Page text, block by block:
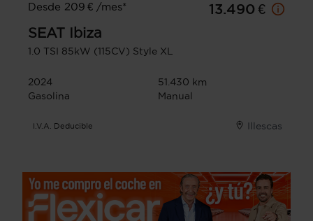
Desde 209 € /mes*
13.490 €
SEAT
Ibiza
1.0 TSI 85kW (115CV) Style XL
2024
51.430 km
Gasolina
Manual
I.V.A. Deducible Illescas